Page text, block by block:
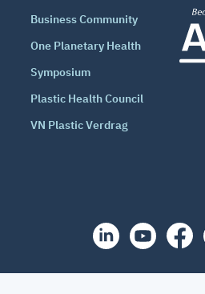
Business Community
One Planetary Health
Symposium
Plastic Health Council
VN Plastic Verdrag